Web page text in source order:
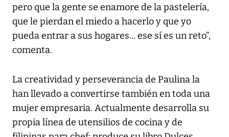
pero que la gente se enamore de la pastelería,
que le pierdan el miedo a hacerlo y que yo
pueda entrar a sus hogares… ese sí es un reto”,
comenta.
La creatividad y perseverancia de Paulina la
han llevado a convertirse también en toda una
mujer empresaria. Actualmente desarrolla su
propia línea de utensilios de cocina y de